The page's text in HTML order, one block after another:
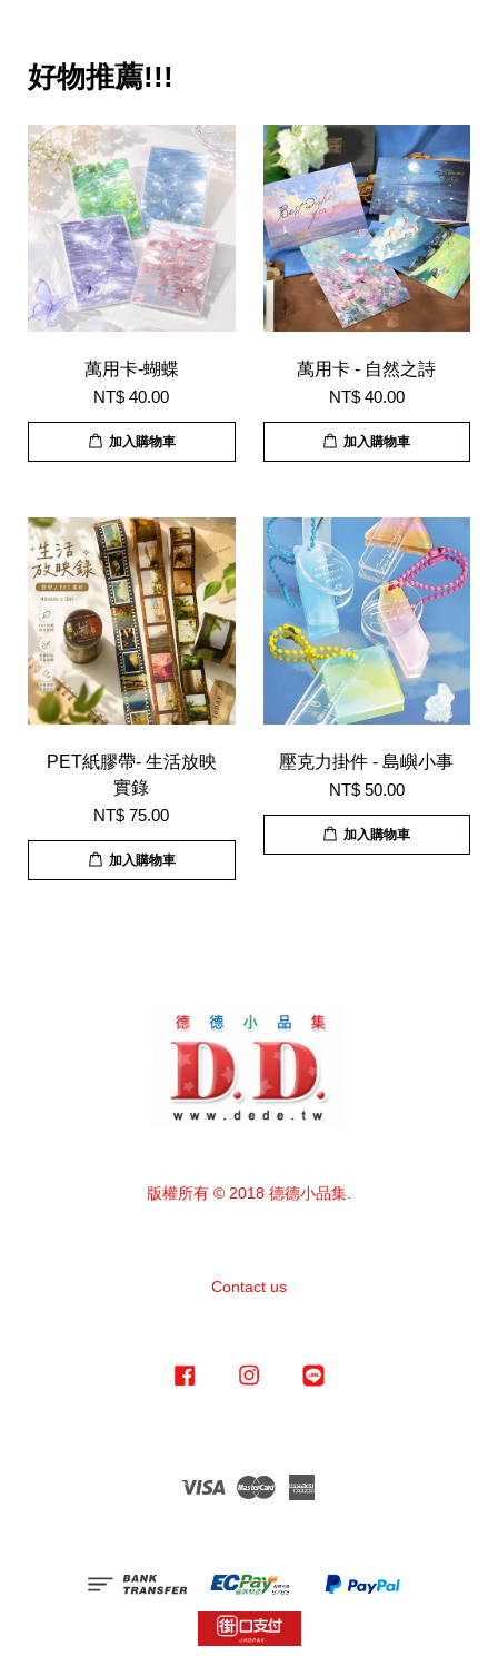
好物推薦!!!
萬用卡-蝴蝶
NT$ 40.00
加入購物車
萬用卡 - 自然之詩
NT$ 40.00
加入購物車
PET紙膠帶- 生活放映
實錄
NT$ 75.00
加入購物車
壓克力掛件 - 島嶼小事
NT$ 50.00
加入購物車
版權所有 © 2018 德德小品集.
Contact us
Facebook Instagram
Visa Master